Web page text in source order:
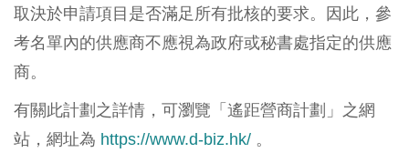
取決於申請項目是否滿足所有批核的要求。因此，參
考名單內的供應商不應視為政府或秘書處指定的供應
商。
有關此計劃之詳情，可瀏覽「遙距營商計劃」之網
站，網址為 https://www.d-biz.hk/ 。